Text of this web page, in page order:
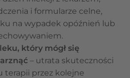
i formularze celne,
na wypadek opóźnień lub
który mógł się
– utrata skuteczności
terapii przez kolejne